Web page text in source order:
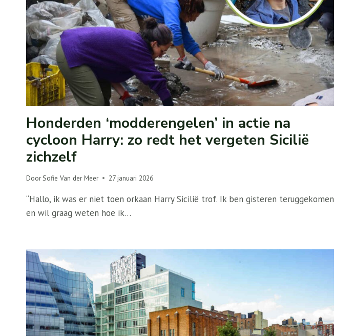
Honderden ‘modderengelen’ in actie na
cycloon Harry: zo redt het vergeten Sicilië
zichzelf
DoorSofie Van der Meer 27 januari 2026
“Hallo, ik was er niet toen orkaan Harry Sicilië trof. Ik ben gisteren teruggekomen
en wil graag weten hoe ik…